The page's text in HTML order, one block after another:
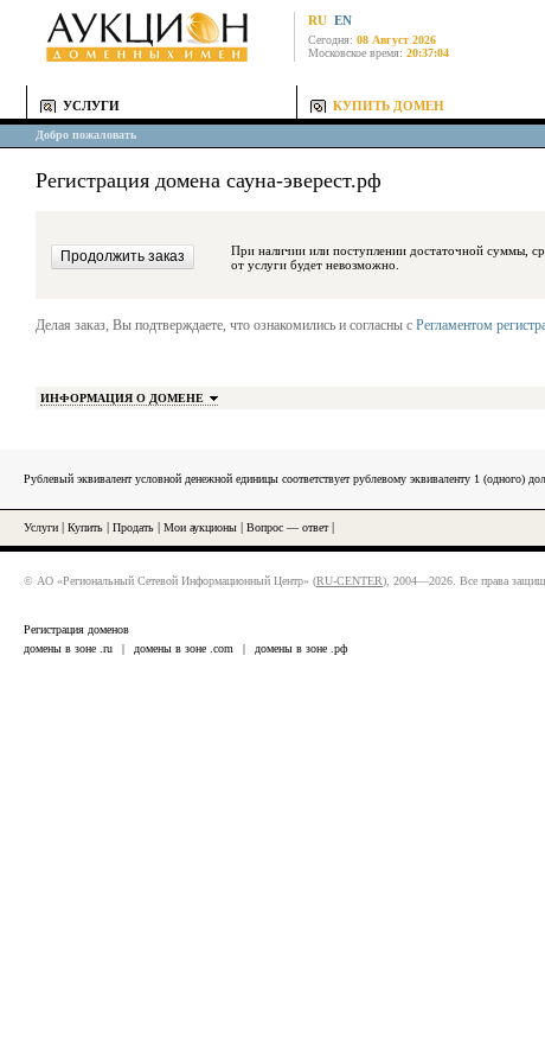
RU EN
Сегодня: 08 Август 2026
Московское время: 20:37:04
УСЛУГИ КУПИТЬ ДОМЕН
Добро пожаловать
Регистрация домена сауна-эверест.рф
При наличии или поступлении достаточной суммы, средства будут
от услуги будет невозможно.
Делая заказ, Вы подтверждаете, что ознакомились и согласны с Регламентом
ИНФОРМАЦИЯ О ДОМЕНЕ
Рублевый эквивалент условной денежной единицы соответствует рублевому эквиваленту 1
Услуги Купить Продать Мои аукционы Вопрос — ответ|
© АО «Региональный Сетевой Информационный Центр» (RU-CENTER), 2004—2026. Все права
Регистрация доменов
домены в зоне .ru
| домены в зоне .com | домены в зоне .рф